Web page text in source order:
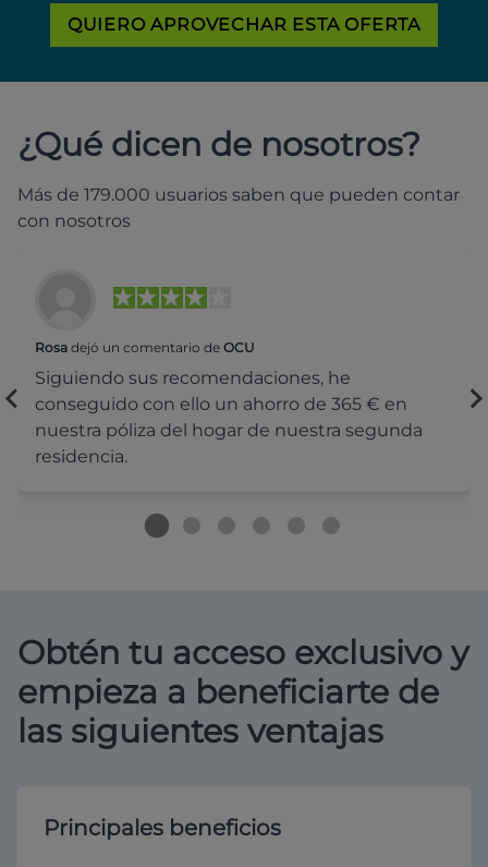
QUIERO APROVECHAR ESTA OFERTA
¿Qué dicen de nosotros?
Más de 179.000 usuarios saben que pueden contar
con nosotros
Rosa dejó un comentario de OCU
Siguiendo sus recomendaciones, he
conseguido con ello un ahorro de 365 € en
nuestra póliza del hogar de nuestra segunda
residencia.
Obtén tu acceso exclusivo y
empieza a beneficiarte de
las siguientes ventajas
Principales beneficios